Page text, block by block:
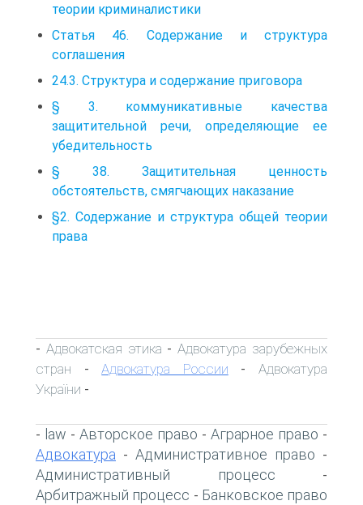
теории криминалистики
Статья 46. Содержание и структура
соглашения
24.3. Структура и содержание приговора
§ 3. коммуникативные качества
защитительной речи, определяющие ее
убедительность
§ 38. Защитительная ценность
обстоятельств, смягчающих наказание
§2. Содержание и структура общей теории
права
- Адвокатская этика -Адвокатура зарубежных
стран -Адвокатура России -Адвокатура
України -
- law - Авторское право - Аграрное право -
Адвокатура - Административное право -
Административный процесс -
Арбитражный процесс - Банковское право